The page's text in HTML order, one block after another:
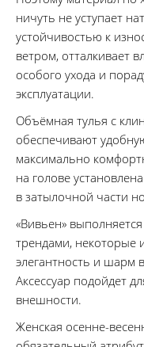
ничуть не уступает
устойчивостью к
ветром, отталкивает
особого ухода и
эксплуатации.
Объёмная тулья с
обеспечивают
максимально
на голове
в затылочной части
«Вивьен»
трендами, некоторые
элегантность и шарм
Аксессуар подойдет
внешности.
Женская осенне-